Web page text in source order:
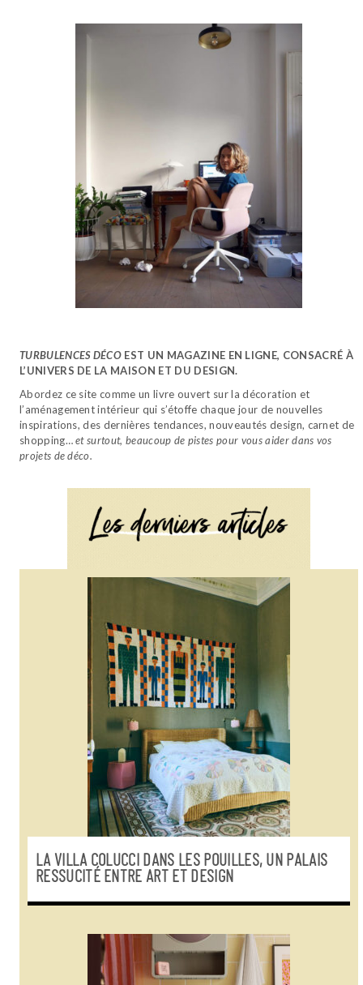
TURBULENCES DÉCO EST UN MAGAZINE EN LIGNE, CONSACRÉ À
L’UNIVERS DE LA MAISON ET DU DESIGN.
Abordez ce site comme un livre ouvert sur la décoration et
l’aménagement intérieur qui s’étoffe chaque jour de nouvelles
inspirations, des dernières tendances, nouveautés design, carnet de
shopping…et surtout, beaucoup de pistes pour vous aider dans vos
projets de déco.
LA VILLA COLUCCI DANS LES POUILLES, UN PALAIS
RESSUCITÉ ENTRE ART ET DESIGN